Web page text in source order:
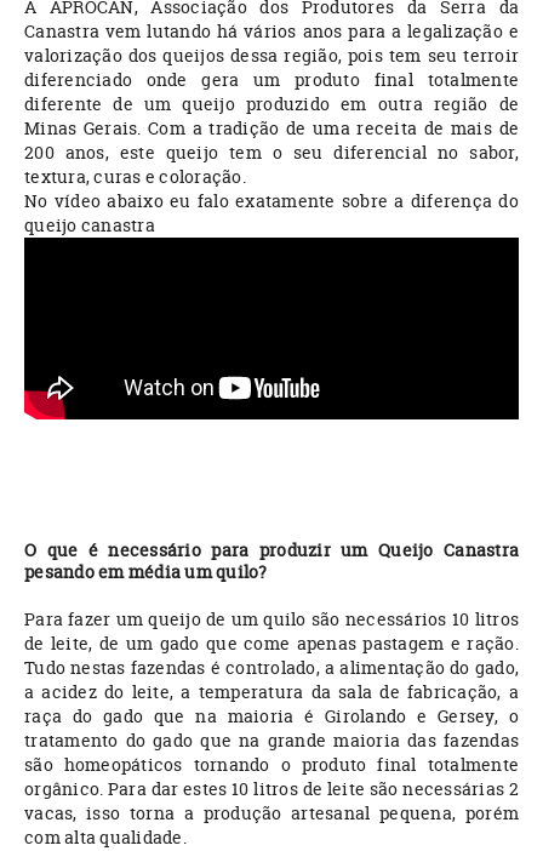
A APROCAN, Associação dos Produtores da Serra da
Canastra vem lutando há vários anos para a legalização e
valorização dos queijos dessa região, pois tem seu terroir
diferenciado onde gera um produto final totalmente
diferente de um queijo produzido em outra região de
Minas Gerais. Com a tradição de uma receita de mais de
200 anos, este queijo tem o seu diferencial no sabor,
textura, curas e coloração.
No vídeo abaixo eu falo exatamente sobre a diferença do
queijo canastra
O que é necessário para produzir um Queijo Canastra
pesando em média um quilo?
Para fazer um queijo de um quilo são necessários 10 litros
de leite, de um gado que come apenas pastagem e ração.
Tudo nestas fazendas é controlado, a alimentação do gado,
a acidez do leite, a temperatura da sala de fabricação, a
raça do gado que na maioria é Girolando e Gersey, o
tratamento do gado que na grande maioria das fazendas
são homeopáticos tornando o produto final totalmente
orgânico. Para dar estes 10 litros de leite são necessárias 2
vacas, isso torna a produção artesanal pequena, porém
com alta qualidade.